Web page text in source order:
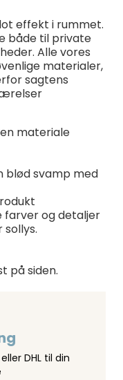
effekt i rummet.
både til private
Alle vores
materialer,
sagtens
materiale
blød svamp med
farver og detaljer
på siden.
DHL til din